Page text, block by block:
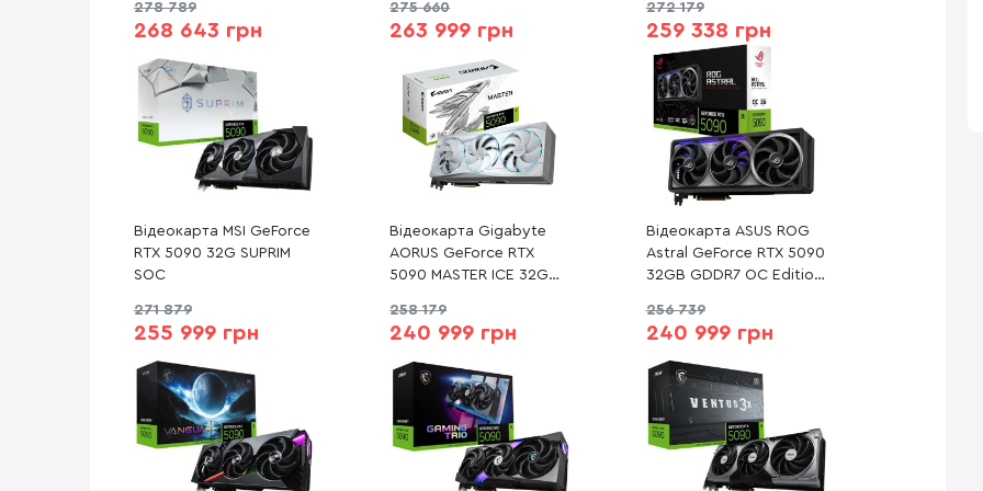
32GD)
278 789
268 643 грн
275 660
263 999 грн
RTX5090-O32G-WHITE)
272 179
259 338 грн
Відеокарта MSI GeForce
RTX 5090 32G SUPRIM
SOC
271 879
255 999 грн
Відеокарта Gigabyte
AORUS GeForce RTX
5090 MASTER ICE 32G
32GD)
258 179
240 999 грн
Відеокарта ASUS ROG
Astral GeForce RTX 5090
32GB GDDR7 OC Edition
O32G-GAMING)
256 739
240 999 грн